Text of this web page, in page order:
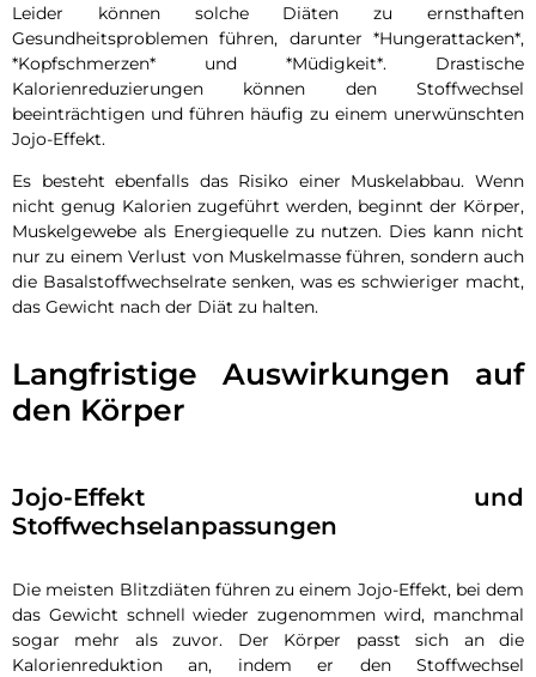
Leider können solche Diäten zu ernsthaften
Gesundheitsproblemen führen, darunter *Hungerattacken*,
*Kopfschmerzen* und *Müdigkeit*. Drastische
Kalorienreduzierungen können den Stoffwechsel
beeinträchtigen und führen häufig zu einem unerwünschten
Jojo-Effekt.
Es besteht ebenfalls das Risiko einer Muskelabbau. Wenn
nicht genug Kalorien zugeführt werden, beginnt der Körper,
Muskelgewebe als Energiequelle zu nutzen. Dies kann nicht
nur zu einem Verlust von Muskelmasse führen, sondern auch
die Basalstoffwechselrate senken, was es schwieriger macht,
das Gewicht nach der Diät zu halten.
Langfristige Auswirkungen auf
den Körper
Jojo-Effekt und
Stoffwechselanpassungen
Die meisten Blitzdiäten führen zu einem Jojo-Effekt, bei dem
das Gewicht schnell wieder zugenommen wird, manchmal
sogar mehr als zuvor. Der Körper passt sich an die
Kalorienreduktion an, indem er den Stoffwechsel